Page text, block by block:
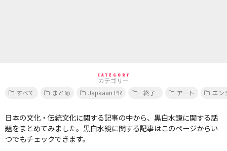
CATEGORY
カテゴリー
すべて
まとめ Japaaan PR _終了_ アート エン
日本の文化・伝統文化に関する記事の中から、黒白水鏡に関する話
題をまとめてみました。黒白水鏡に関する記事はこのページからい
つでもチェックできます。